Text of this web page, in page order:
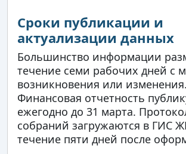
Сроки публикации и
актуализации данных
Большинство информации
течение семи рабочих дней с
возникновения или изменения.
Финансовая отчетность
ежегодно до 31 марта.
собраний загружаются в ГИС
течение пяти дней после